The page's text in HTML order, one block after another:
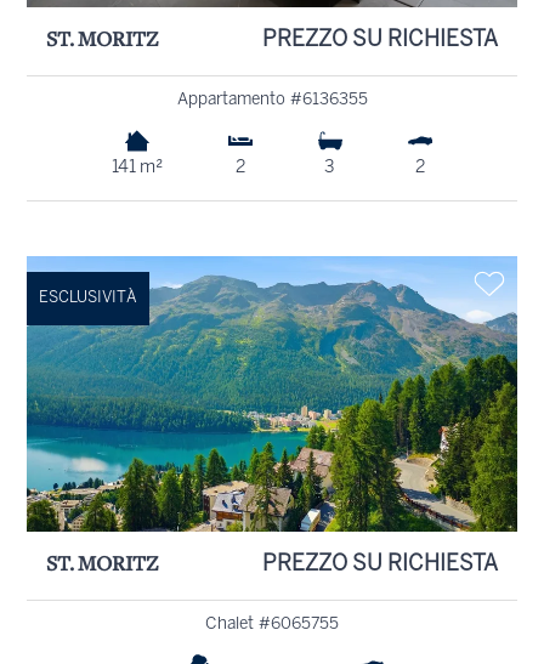
ST. MORITZ PREZZO SU RICHIESTA
Appartamento #6136355
141 m² 2 3 2
ESCLUSIVITÀ
ST. MORITZ PREZZO SU RICHIESTA
Chalet #6065755